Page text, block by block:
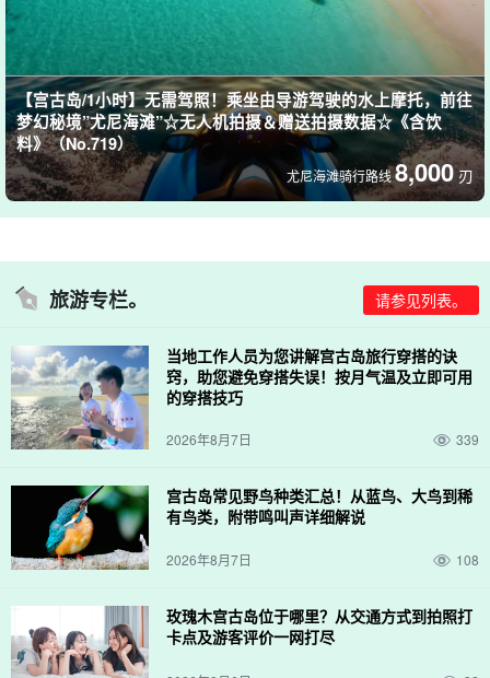
【宫古岛/1小时】无需驾照！乘坐由导游驾驶的水上摩托，前往
梦幻秘境”尤尼海滩”☆无人机拍摄＆赠送拍摄数据☆《含饮
料》（No.719）
尤尼海滩骑行路线8,000 刃
旅游专栏。 请参见列表。
当地工作人员为您讲解宫古岛旅行穿搭的诀
窍，助您避免穿搭失误！按月气温及立即可用
的穿搭技巧
2026年8月7日 339
宫古岛常见野鸟种类汇总！从蓝鸟、大鸟到稀
有鸟类，附带鸣叫声详细解说
2026年8月7日 108
玫瑰木宫古岛位于哪里？从交通方式到拍照打
卡点及游客评价一网打尽